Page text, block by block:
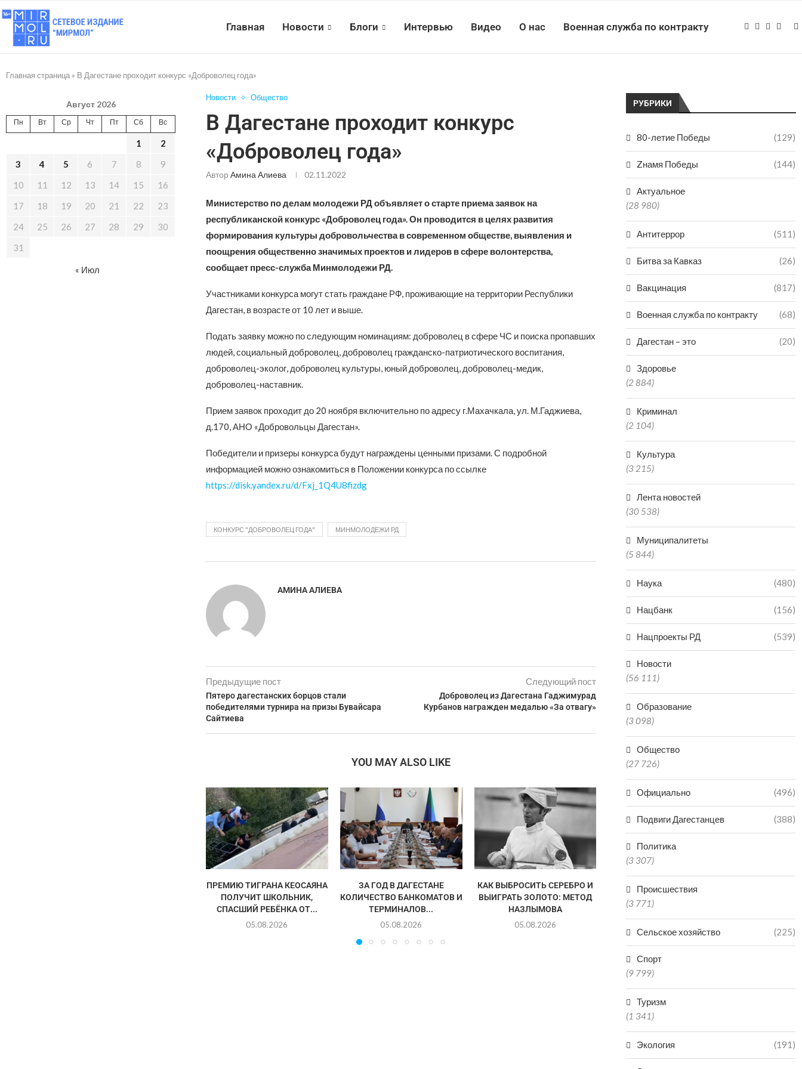
Главная Новости Блоги Интервью Видео О нас Военная служба по контракту
Главная страница » В Дагестане проходит конкурс «Доброволец года»
Новости Общество
В Дагестане проходит конкурс
«Доброволец года»
Автор Амина Алиева 02.11.2022
Министерство по делам молодежи РД объявляет о старте приема заявок на
республиканской конкурс «Доброволец года». Он проводится в целях развития
формирования культуры добровольчества в современном обществе, выявления и
поощрения общественно значимых проектов и лидеров в сфере волонтерства,
сообщает пресс-служба Минмолодежи РД.
Участниками конкурса могут стать граждане РФ, проживающие на территории Республики
Дагестан, в возрасте от 10 лет и выше.
Подать заявку можно по следующим номинациям: доброволец в сфере ЧС и поиска пропавших
людей, социальный доброволец, доброволец гражданско-патриотического воспитания,
доброволец-эколог, доброволец культуры, юный доброволец, доброволец-медик,
доброволец-наставник.
Прием заявок проходит до 20 ноября включительно по адресу г.Махачкала, ул. М.Гаджиева,
д.170, АНО «Добровольцы Дагестан».
Победители и призеры конкурса будут награждены ценными призами. С подробной
информацией можно ознакомиться в Положении конкурса по ссылке
https://disk.yandex.ru/d/Fxj_1Q4U8fizdg
КОНКУРС "ДОБРОВОЛЕЦ ГОДА" МИНМОЛОДЕЖИ РД
АМИНА АЛИЕВА
Предыдущие пост
Пятеро дагестанских борцов стали
победителями турнира на призы Бувайсара
Сайтиева
Следующий пост
Доброволец из Дагестана Гаджимурад
Курбанов награжден медалью «За отвагу»
YOU MAY ALSO LIKE
ПРЕМИЮ ТИГРАНА КЕОСАЯНА
ПОЛУЧИТ ШКОЛЬНИК,
СПАСШИЙ РЕБЁНКА ОТ...
05.08.2026
ЗА ГОД В ДАГЕСТАНЕ
КОЛИЧЕСТВО БАНКОМАТОВ И
ТЕРМИНАЛОВ...
05.08.2026
КАК ВЫБРОСИТЬ СЕРЕБРО И
ВЫИГРАТЬ ЗОЛОТО: МЕТОД
НАЗЛЫМОВА
05.08.2026
В ДАГЕСТАНЕ СНИЗИЛОСЬ
КОЛИЧЕСТВО НАРУШЕНИЙ
ПРИ ГАЗОПОТРЕБЛЕНИИ
НЕ
РУБРИКИ
80-летие Победы (129)
Zнамя Победы (144)
Актуальное
(28 980)
Антитеррор (511)
Битва за Кавказ (26)
Вакцинация (817)
Военная служба по контракту (68)
Дагестан – это (20)
Здоровье
(2 884)
Криминал
(2 104)
Культура
(3 215)
Лента новостей
(30 538)
Муниципалитеты
(5 844)
Наука (480)
Нацбанк (156)
Нацпроекты РД (539)
Новости
(56 111)
Образование
(3 098)
Общество
(27 726)
Официально (496)
Подвиги Дагестанцев (388)
Политика
(3 307)
Происшествия
(3 771)
Сельское хозяйство (225)
Спорт
(9 799)
Туризм
(1 341)
Экология (191)
Август 2026
Пн Вт Ср Чт Пт Сб Вс
1
2
3
4 5 6 7 8
9
10
11 12 13 14 15
16
17
18 19 20 21 22
23
24
25 26 27 28 29
30
31
« Июл